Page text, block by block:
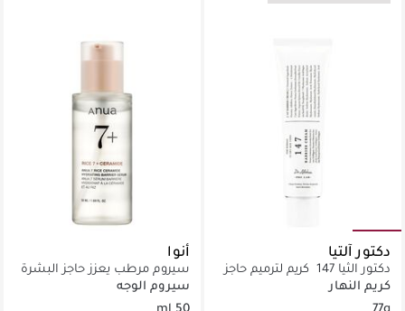
دكتور آلتيا
دكتور الثيا 147 كريم لترميم حاجز
البشرة
كريم النهار
أنوا
سيروم مرطب يعزز حاجز البشرة
مثالي للبشرة الجافة والحساسة
يمنع فقدان الرطوبة
سيروم الوجه